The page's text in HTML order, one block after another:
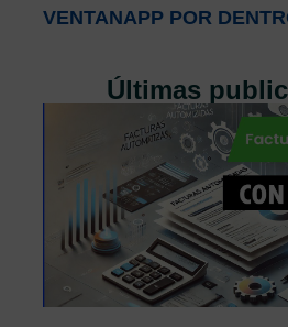
VENTANAPP POR
Últimas